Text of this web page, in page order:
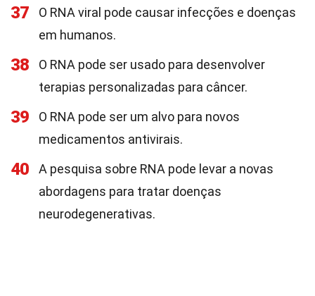
37
O RNA viral pode causar infecções e doenças
em humanos.
38
O RNA pode ser usado para desenvolver
terapias personalizadas para câncer.
39
O RNA pode ser um alvo para novos
medicamentos antivirais.
40
A pesquisa sobre RNA pode levar a novas
abordagens para tratar doenças
neurodegenerativas.